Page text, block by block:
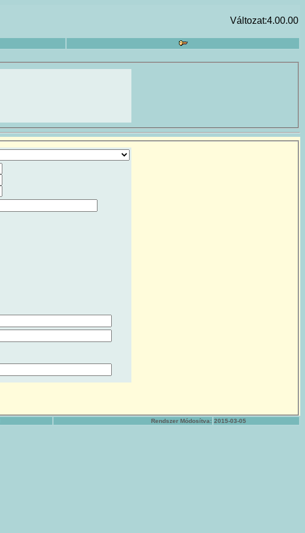
Változat:4.00.00
Rendszer Módosítva: 2015-03-05